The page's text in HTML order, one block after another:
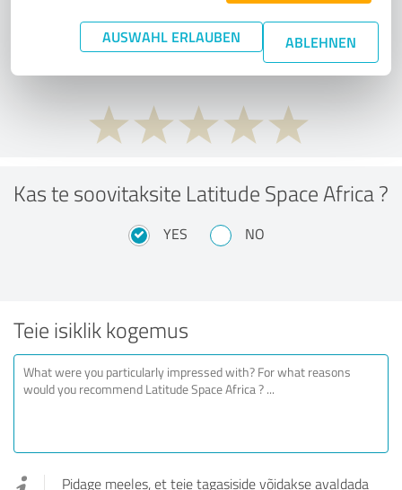
AUSWAHL ERLAUBEN ABLEHNEN
What do you think of the price to
performance ratio?
Kas te soovitaksite Latitude Space Africa ?
YES NO
Teie isiklik kogemus
Pidage meeles, et teie tagasiside võidakse avaldada